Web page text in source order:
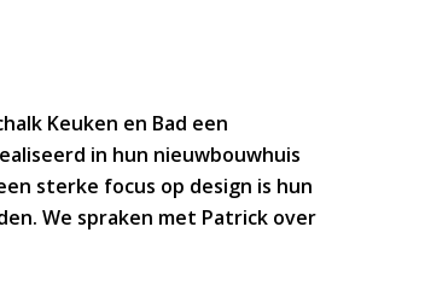
Keuken en Bad een
in hun nieuwbouwhuis
sterke focus op design is hun
We spraken met Patrick over